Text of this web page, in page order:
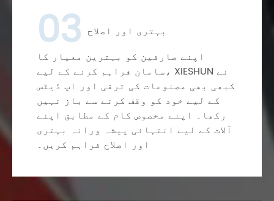
03 بہتری اور اصلاح
اپنے صارفین کو بہترین معیار کا
سامان فراہم کرنے کے لیے، XIESHUN نے
کبھی بھی مصنوعات کی ترقی اور اپ ڈیٹس
کے لیے خود کو وقف کرنے سے باز نہیں
رکھا۔ اپنے مخصوص کام کے مطابق اپنے
آلات کے لیے انتہائی پیشہ ورانہ بہتری
اور اصلاح فراہم کریں۔